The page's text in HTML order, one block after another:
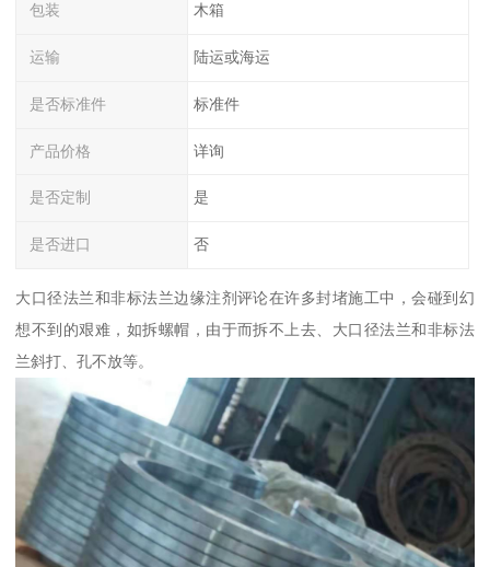
包装 木箱
运输 陆运或海运
是否标准件 标准件
产品价格 详询
是否定制 是
是否进口 否
大口径法兰和非标法兰边缘注剂评论在许多封堵施工中，会碰到幻
想不到的艰难，如拆螺帽，由于而拆不上去、大口径法兰和非标法
兰斜打、孔不放等。